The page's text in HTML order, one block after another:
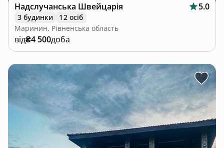
Надслучанська Швейцарія 5.0
3 будинки
12 осіб
Маринин, Рівненська область
від₴4 500доба